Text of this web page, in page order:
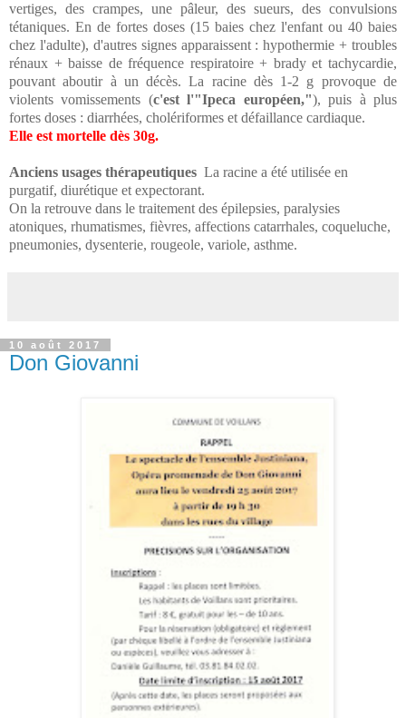
vertiges, des crampes, une pâleur, des sueurs, des convulsions
tétaniques. En de fortes doses (15 baies chez l'enfant ou 40 baies
chez l'adulte), d'autres signes apparaissent : hypothermie + troubles
rénaux + baisse de fréquence respiratoire + brady et tachycardie,
pouvant aboutir à un décès. La racine dès 1-2 g provoque de
violents vomissements (c'est l'"Ipeca européen,"), puis à plus
fortes doses : diarrhées, cholériformes et défaillance cardiaque.
Elle est mortelle dès 30g.
Anciens usages thérapeutiques La racine a été utilisée en
purgatif, diurétique et expectorant.
On la retrouve dans le traitement des épilepsies, paralysies
atoniques, rhumatismes, fièvres, affections catarrhales, coqueluche,
pneumonies, dysenterie, rougeole, variole, asthme.
10 août 2017
Don Giovanni